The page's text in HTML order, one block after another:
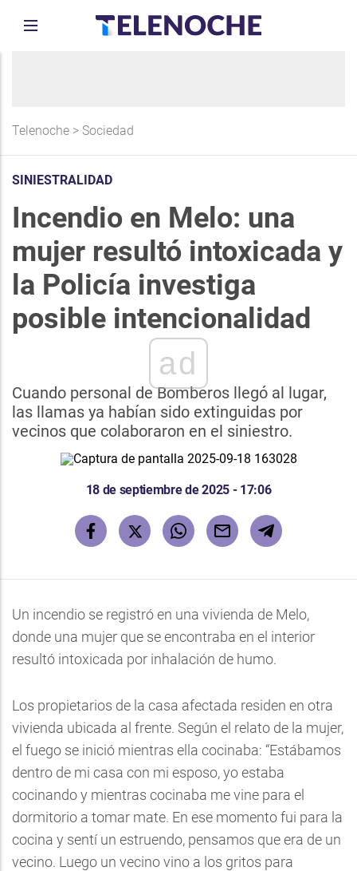
Telenoche > Sociedad
SINIESTRALIDAD
Incendio en Melo: una
mujer resultó intoxicada y
la Policía investiga
posible intencionalidad
ad
Cuando personal de Bomberos llegó al lugar,
las llamas ya habían sido extinguidas por
vecinos que colaboraron en el siniestro.
18 de septiembre de 2025 - 17:06
Un incendio se registró en una vivienda de Melo,
donde una mujer que se encontraba en el interior
resultó intoxicada por inhalación de humo.
Los propietarios de la casa afectada residen en otra
vivienda ubicada al frente. Según el relato de la mujer,
el fuego se inició mientras ella cocinaba: “Estábamos
dentro de mi casa con mi esposo, yo estaba
cocinando y mientras cocinaba me vine para el
dormitorio a tomar mate. En ese momento fui para la
cocina y sentí un estruendo, pensamos que era de un
vecino. Luego un vecino vino a los gritos para